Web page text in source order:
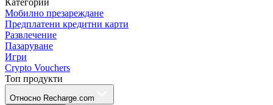
Категории
Мобилно презареждане
Предплатени кредитни карти
Развлечение
Пазаруване
Игри
Crypto Vouchers
Топ продукти
Относно Recharge.com